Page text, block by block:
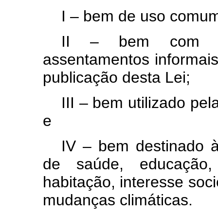
I – bem de uso
II – bem com
assentamentos
publicação desta Lei;
III – bem utilizado
e
IV – bem destinado
de saúde,
habitação, interesse
mudanças climáticas.